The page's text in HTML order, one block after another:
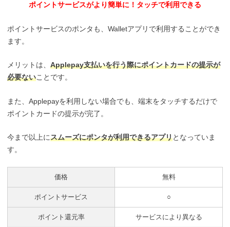
ポイントサービスがより簡単に！タッチで利用できる
ポイントサービスのポンタも、Walletアプリで利用することができ
ます。
メリットは、 Applepay支払いを行う際にポイントカードの提示が
必要ないことです。
また、Applepayを利用しない場合でも、端末をタッチするだけで
ポイントカードの提示が完了。
今まで以上にスムーズにポンタが利用できるアプリとなっていま
す。
価格 無料
ポイントサービス ○
ポイント還元率 サービスにより異なる